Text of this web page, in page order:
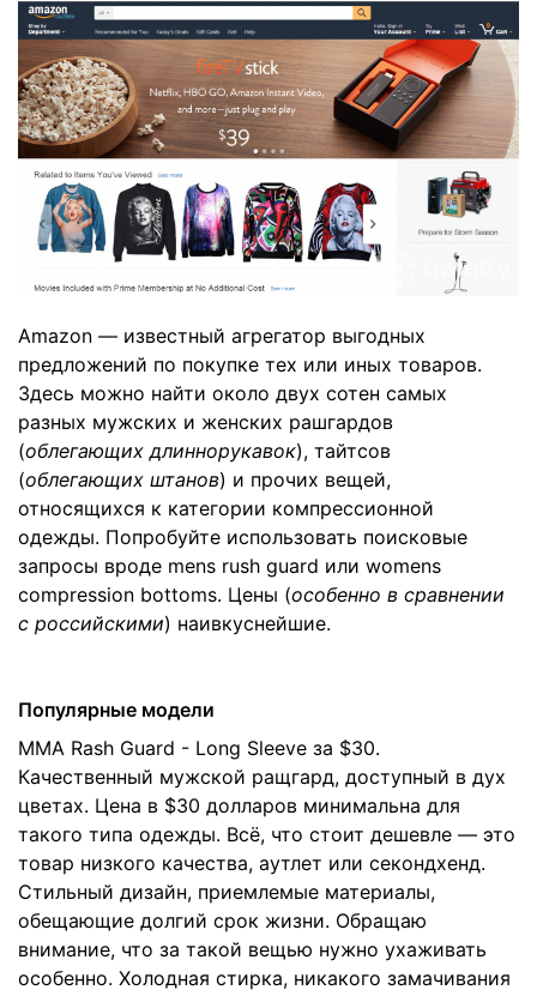
Amazon — известный агрегатор выгодных
предложений по покупке тех или иных товаров.
Здесь можно найти около двух сотен самых
разных мужских и женских рашгардов
(облегающих длиннорукавок), тайтсов
(облегающих штанов) и прочих вещей,
относящихся к категории компрессионной
одежды. Попробуйте использовать поисковые
запросы вроде mens rush guard или womens
compression bottoms. Цены (особенно в сравнении
с российскими) наивкуснейшие.
Популярные модели
MMA Rash Guard - Long Sleeve за $30.
Качественный мужской ращгард, доступный в дух
цветах. Цена в $30 долларов минимальна для
такого типа одежды. Всё, что стоит дешевле — это
товар низкого качества, аутлет или секондхенд.
Стильный дизайн, приемлемые материалы,
обещающие долгий срок жизни. Обращаю
внимание, что за такой вещью нужно ухаживать
особенно. Холодная стирка, никакого замачивания